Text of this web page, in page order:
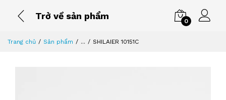
Trở về sản phẩm
0
Trang chủ Sản phẩm ... SHILAIER 10151C